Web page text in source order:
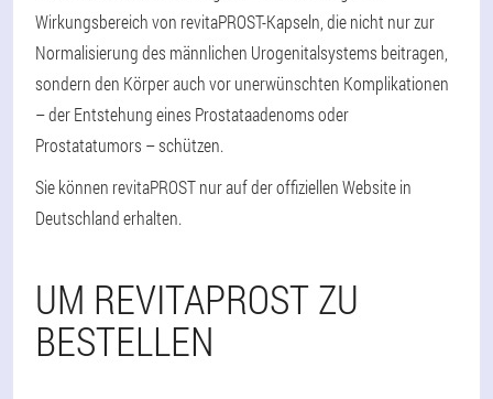
Wirkungsbereich von revitaPROST-Kapseln, die nicht nur zur
Normalisierung des männlichen Urogenitalsystems beitragen,
sondern den Körper auch vor unerwünschten Komplikationen
– der Entstehung eines Prostataadenoms oder
Prostatatumors – schützen.
Sie können revitaPROST nur auf der offiziellen Website in
Deutschland erhalten.
UM REVITAPROST ZU
BESTELLEN